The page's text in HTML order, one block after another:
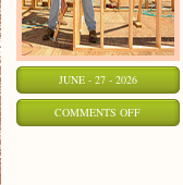
JUNE - 27 - 2026
COMMENTS OFFON